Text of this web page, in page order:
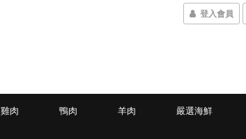
登入會員
雞肉 鴨肉 羊肉 嚴選海鮮